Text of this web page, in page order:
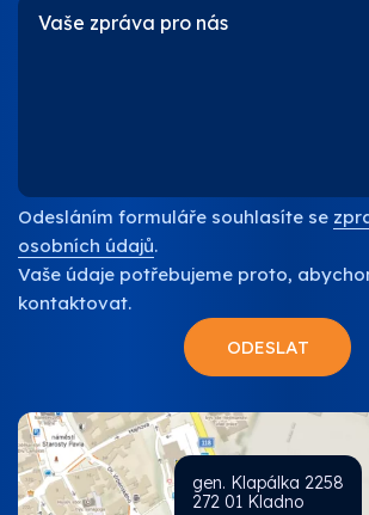
Odesláním formuláře souhlasíte se
osobních údajů.
Vaše údaje potřebujeme proto,
kontaktovat.
gen. Klapálka 2258
272 01 Kladno